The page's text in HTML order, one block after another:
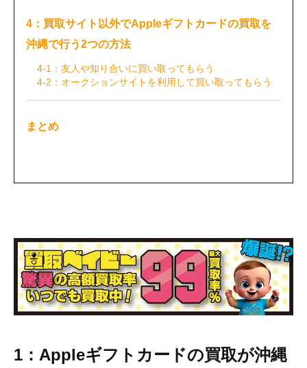
4：買取サイト以外でAppleギフトカードの買取を
沖縄で行う2つの方法
4-1：友人や知り合いに買い取ってもらう
4-2：オークションサイトを利用して買い取ってもらう
まとめ
1：Appleギフトカードの買取が沖縄